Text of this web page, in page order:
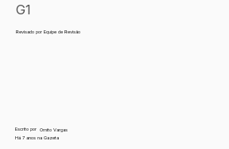
G1
Revisado por Equipe de Revisão
Escrito por
Ornito Vargas
Há 7 anos na Gazeta